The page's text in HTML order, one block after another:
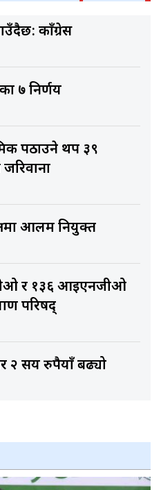
काँग्रेस
७ निर्णय
पठाउने थप ३९
आलम नियुक्त
र १३६ आइएनजीओ
परिषद्
२ सय रुपैयाँ बढ्यो